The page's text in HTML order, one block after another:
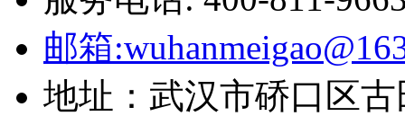
邮箱
地址：武汉市硚口区